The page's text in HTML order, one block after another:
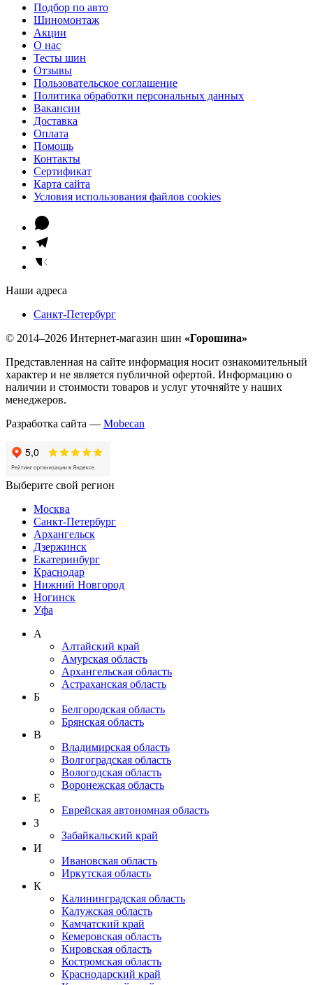
Подбор по авто
Шиномонтаж
Акции
О нас
Тесты шин
Отзывы
Пользовательское соглашение
Политика обработки персональных данных
Вакансии
Доставка
Оплата
Помощь
Контакты
Сертификат
Карта сайта
Условия использования файлов cookies
Наши адреса
Санкт-Петербург
© 2014–2026 Интернет-магазин шин «Горошина»
Представленная на сайте информация носит ознакомительный
характер и не является публичной офертой. Информацию о
наличии и стоимости товаров и услуг уточняйте у наших
менеджеров.
Разработка сайта — Mobecan
Выберите свой регион
Москва
Санкт-Петербург
Архангельск
Дзержинск
Екатеринбург
Краснодар
Нижний Новгород
Ногинск
Уфа
А
Алтайский край
Амурская область
Архангельская область
Астраханская область
Б
Белгородская область
Брянская область
В
Владимирская область
Волгоградская область
Вологодская область
Воронежская область
Е
Еврейская автономная область
З
Забайкальский край
И
Ивановская область
Иркутская область
К
Калининградская область
Калужская область
Камчатский край
Кемеровская область
Кировская область
Костромская область
Краснодарский край